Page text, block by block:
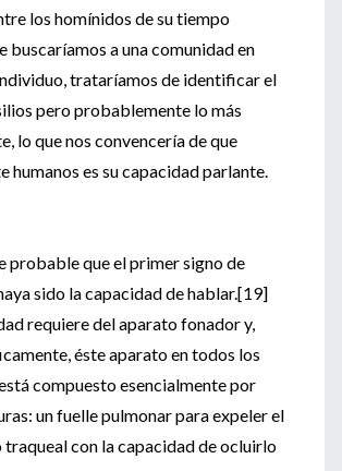
los homínidos de su tiempo
buscaríamos a una comunidad en
trataríamos de identificar el
pero probablemente lo más
lo que nos convencería de que
humanos es su capacidad parlante.
probable que el primer signo de
sido la capacidad de hablar.[19]
requiere del aparato fonador y,
éste aparato en todos los
compuesto esencialmente por
un fuelle pulmonar para expeler el
traqueal con la capacidad de ocluirlo